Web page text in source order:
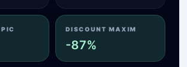
DISCOUNT MAXIM
-87%